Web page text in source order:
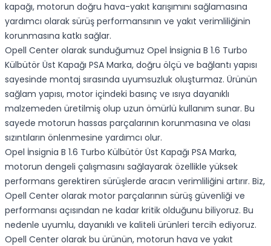
kapağı, motorun doğru hava-yakıt karışımını sağlamasına
yardımcı olarak sürüş performansının ve yakıt verimliliğinin
korunmasına katkı sağlar.
Opell Center olarak sunduğumuz Opel İnsignia B 1.6 Turbo
Külbütör Üst Kapağı PSA Marka, doğru ölçü ve bağlantı yapısı
sayesinde montaj sırasında uyumsuzluk oluşturmaz. Ürünün
sağlam yapısı, motor içindeki basınç ve ısıya dayanıklı
malzemeden üretilmiş olup uzun ömürlü kullanım sunar. Bu
sayede motorun hassas parçalarının korunmasına ve olası
sızıntıların önlenmesine yardımcı olur.
Opel İnsignia B 1.6 Turbo Külbütör Üst Kapağı PSA Marka,
motorun dengeli çalışmasını sağlayarak özellikle yüksek
performans gerektiren sürüşlerde aracın verimliliğini artırır. Biz,
Opell Center olarak motor parçalarının sürüş güvenliği ve
performansı açısından ne kadar kritik olduğunu biliyoruz. Bu
nedenle uyumlu, dayanıklı ve kaliteli ürünleri tercih ediyoruz.
Opell Center olarak bu ürünün, motorun hava ve yakıt